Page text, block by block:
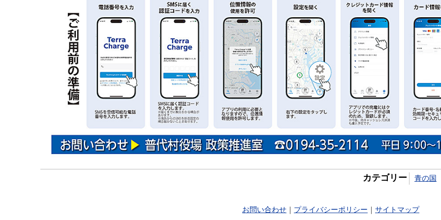
カテゴリー 青の国
お問い合わせ ｜ プライバシーポリシー ｜ サイトマップ